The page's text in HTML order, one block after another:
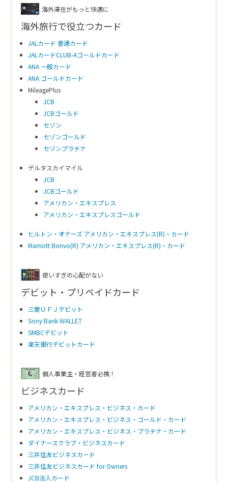
海外滞在がもっと快適に
海外旅行で役立つカード
JALカード 普通カード
JALカードCLUB-Aゴールドカード
ANA 一般カード
ANA ゴールドカード
MileagePlus
JCB
JCBゴールド
セゾン
セゾンゴールド
セゾンプラチナ
デルタスカイマイル
JCB
JCBゴールド
アメリカン・エキスプレス
アメリカン・エキスプレスゴールド
ヒルトン・オナーズ アメリカン・エキスプレス(R)・カード
Marriott Bonvo(R) アメリカン・エキスプレス(R)・カード
使いすぎの心配がない
デビット・プリペイドカード
三菱ＵＦＪデビット
Sony Bank WALLET
SMBCデビット
楽天銀行デビットカード
個人事業主・経営者必携！
ビジネスカード
アメリカン・エキスプレス・ビジネス・カード
アメリカン・エキスプレス・ビジネス・ゴールド・カード
アメリカン・エキスプレス・ビジネス・プラチナ・カード
ダイナースクラブ・ビジネスカード
三井住友ビジネスカード
三井住友ビジネスカード for Owners
JCB法人カード